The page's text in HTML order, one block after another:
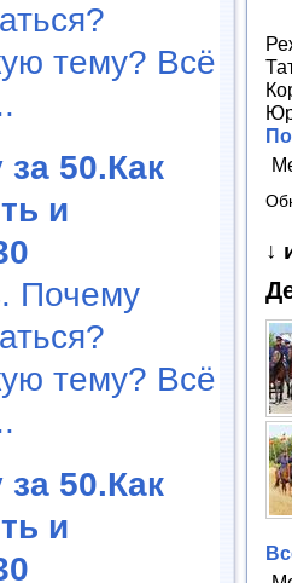
тему? Всё
50.Как
и
. Почему
тему? Всё
50.Как
и
↓